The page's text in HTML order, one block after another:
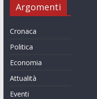
Argomenti
Cronaca
Politica
Economia
Attualità
Eventi